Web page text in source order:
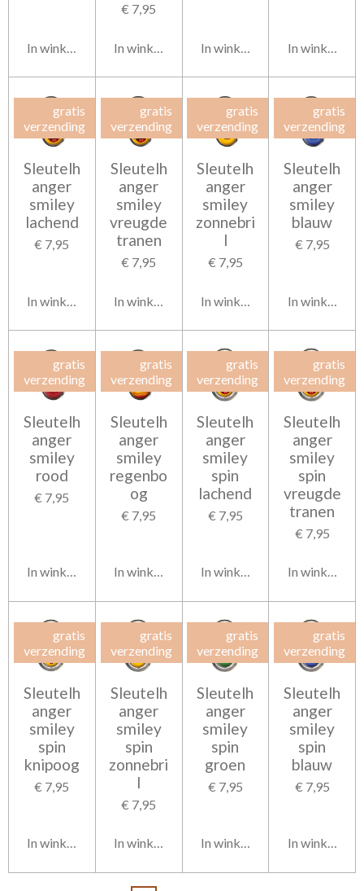
In winkelwagen
€ 7,95
In winkelwagen In winkelwagen In
gratis
verzending
Sleutelh
anger
smiley
lachend
€ 7,95
In winkelwagen
gratis
verzending
Sleutelh
anger
smiley
vreugde
tranen
€ 7,95
In winkelwagen
gratis
verzending
Sleutelh
anger
smiley
zonnebri
l
€ 7,95
In winkelwagen
gratis
verzending
Sleutelh
anger
smiley
blauw
€ 7,95
In
gratis
verzending
Sleutelh
anger
smiley
rood
€ 7,95
In winkelwagen
gratis
verzending
Sleutelh
anger
smiley
regenbo
og
€ 7,95
In winkelwagen
gratis
verzending
Sleutelh
anger
smiley
spin
lachend
€ 7,95
In winkelwagen
gratis
verzending
Sleutelh
anger
smiley
spin
vreugde
tranen
€ 7,95
In
gratis
verzending
Sleutelh
anger
smiley
spin
knipoog
€ 7,95
In winkelwagen
gratis
verzending
Sleutelh
anger
smiley
spin
zonnebri
l
€ 7,95
In winkelwagen
gratis
verzending
Sleutelh
anger
smiley
spin
groen
€ 7,95
In winkelwagen
gratis
verzending
Sleutelh
anger
smiley
spin
blauw
€ 7,95
In